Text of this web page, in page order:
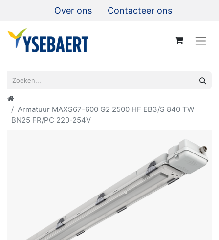
Over ons Contacteer ons
Armatuur MAXS67-600 G2 2500 HF EB3/S 840 TW
BN25 FR/PC 220-254V